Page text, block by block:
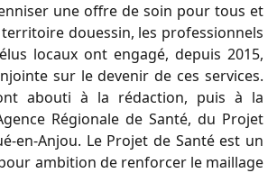
une offre de soin pour tous et
douessin, les professionnels
locaux ont engagé, depuis 2015,
sur le devenir de ces services.
abouti à la rédaction, puis à la
Régionale de Santé, du Projet
en-Anjou. Le Projet de Santé est un
ambition de renforcer le maillage